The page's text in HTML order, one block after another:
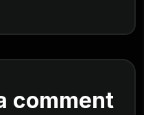
comment